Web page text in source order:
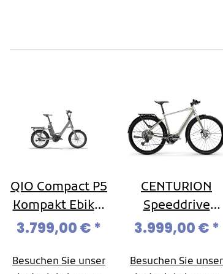
QIO Compact P5
Kompakt Ebike,
City Ebike,
3.799,00 € *
Besuchen Sie unser
CENTURION
Speeddrive
R2000 EQ,
Commute Ebike,
3.999,00 € *
Besuchen Sie unser